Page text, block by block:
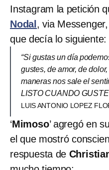
Instagram la petición
Nodal , via
que decía lo siguiente:
“Si gustas un día
gustes, de amor, de
maneras nos sale el
LISTO CUANDO
LUIS ANTONIO LOPEZ
‘Mimoso’ agregó en
el que mostró
respuesta de